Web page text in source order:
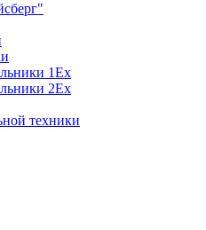
1Ex
2Ex
техники